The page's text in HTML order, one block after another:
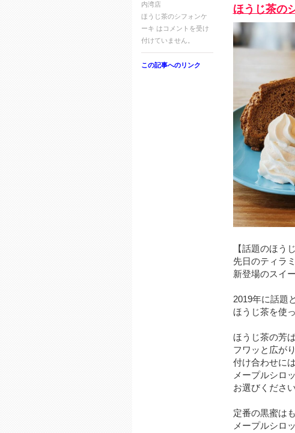
内湾店
ほうじ茶のシフォンケ
ーキ は コメントを受け
付けていません。
この記事へのリンク
ほうじ茶の
【話題のほう
先日のティラ
新登場のスイ
2019年に話題
ほうじ茶を使
ほうじ茶の芳
フワッと広がり
付け合わせに
メープルシロ
お選びくださ
定番の黒蜜は
メープルシロ